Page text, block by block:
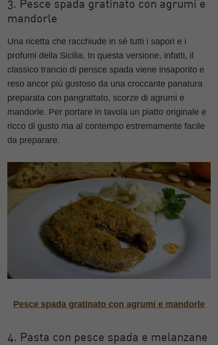
3. Pesce spada gratinato con agrumi e
mandorle
Una ricetta che racchiude in sè tutti i sapori e i
profumi della Sicilia. In questa versione, infatti, il
classico trancio di pensce spada viene insaporito e
reso ancor più gustoso da una croccante panatura
preparata con pangrattato, scorze di agrumi e
mandorle. Per portare in tavola un piatto originale e
ricco di gusto ma al contempo estremamente facile
da preparare.
Pesce spada gratinato con agrumi e mandorle
4. Pasta con pesce spada e melanzane